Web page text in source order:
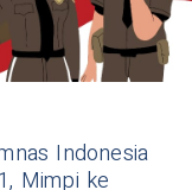
Indonesia
Mimpi ke